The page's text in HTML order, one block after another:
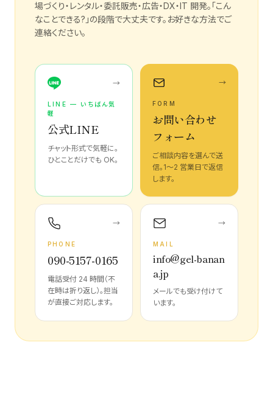
場づくり・レンタル・委託販売・広告・DX・IT 開発。「こん
なことできる?」の段階で大丈夫です。お好きな方法でご
連絡ください。
→
LINE — いちばん気
軽
公式LINE
チャット形式で気軽に。
ひとことだけでも OK。
→
FORM
お問い合わせ
フォーム
ご相談内容を選んで送
信。1〜2 営業日で返信
します。
→
PHONE
090-5157-0165
電話受付 24 時間（不
在時は折り返し）。担当
が直接ご対応します。
→
MAIL
info@gel-banan
a.jp
メールでも受け付けて
います。